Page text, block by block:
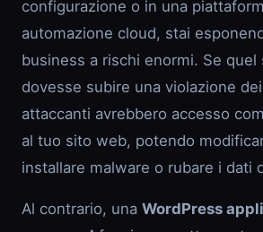
configurazione o in una
automazione cloud, stai
business a rischi enormi. Se
dovesse subire una violazione
attaccanti avrebbero accesso
al tuo sito web, potendo
installare malware o rubare i dati
Al contrario, una WordPress